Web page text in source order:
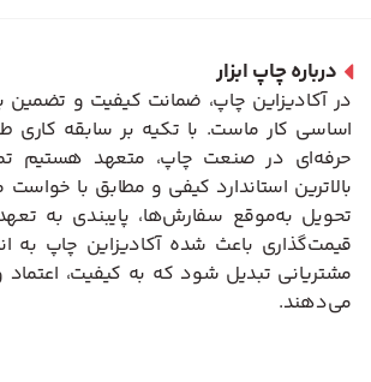
درباره چاپ ابزار
در آکادیزاین چاپ، ضمانت کیفیت و تضمین
اساسی کار ماست. با تکیه بر سابقه کاری
حرفه‌ای در صنعت چاپ، متعهد هستیم
بالاترین استاندارد کیفی و مطابق با
تحویل به‌موقع سفارش‌ها، پایبندی به
قیمت‌گذاری باعث شده آکادیزاین چاپ به
مشتریانی تبدیل شود که به کیفیت،
می‌دهند.